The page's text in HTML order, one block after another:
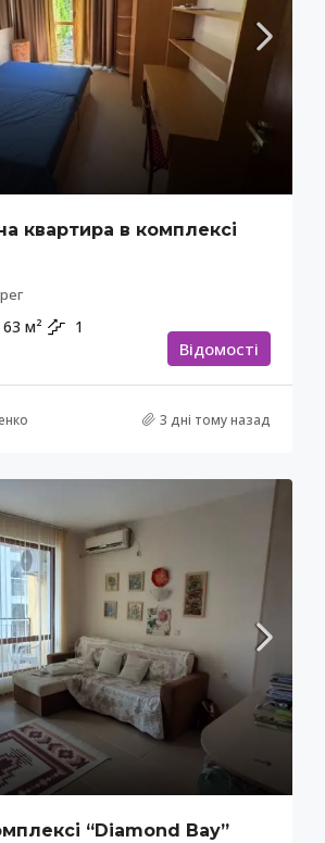
квартира в комплексі
63 м² 1
Відомості
3 дні тому назад
“Diamond Bay”